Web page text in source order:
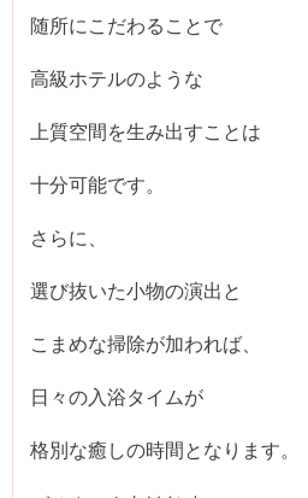
随所にこだわることで
高級ホテルのような
上質空間を生み出すことは
十分可能です。
さらに、
選び抜いた小物の演出と
こまめな掃除が加われば、
日々の入浴タイムが
格別な癒しの時間となります。